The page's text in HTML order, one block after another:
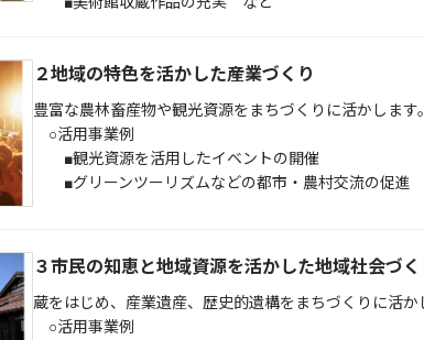
２地域の特色を活かした産業づくり
豊富な農林畜産物や観光資源をまちづくりに活かします。
○活用事業例
■観光資源を活用したイベントの開催
■グリーンツーリズムなどの都市・農村交流の促進
３市民の知恵と地域資源を活かした地域社会づく
蔵をはじめ、産業遺産、歴史的遺構をまちづくりに活か
○活用事業例